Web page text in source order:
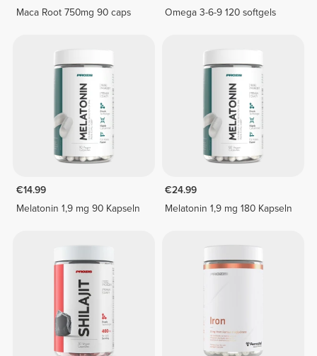
Maca Root 750mg 90 caps
Omega 3-6-9 120 softgels
€14.99
Melatonin 1,9 mg 90 Kapseln
€24.99
Melatonin 1,9 mg 180 Kapseln